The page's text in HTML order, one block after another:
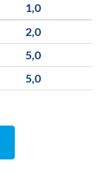
1,0
2,0
5,0
5,0